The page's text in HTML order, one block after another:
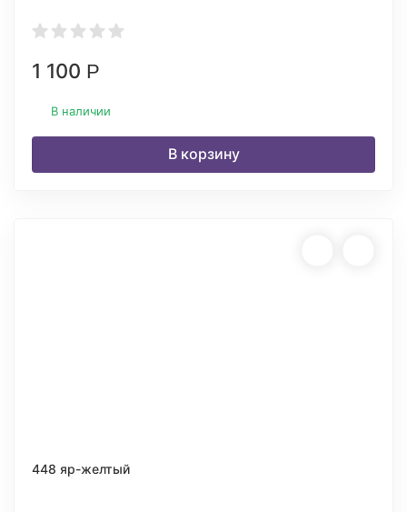
1 100 Р
В наличии
В корзину
448 яр-желтый